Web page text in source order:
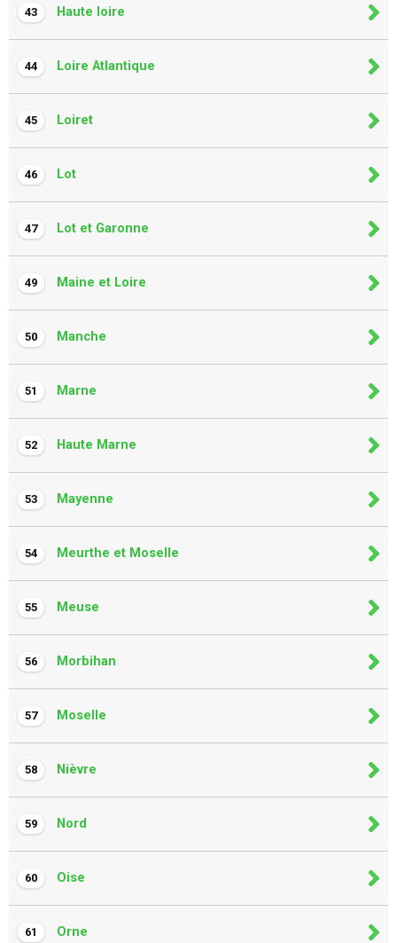
43 Haute loire
44 Loire Atlantique
45 Loiret
46 Lot
47 Lot et Garonne
49 Maine et Loire
50 Manche
51 Marne
52 Haute Marne
53 Mayenne
54 Meurthe et Moselle
55 Meuse
56 Morbihan
57 Moselle
58 Nièvre
59 Nord
60 Oise
61 Orne